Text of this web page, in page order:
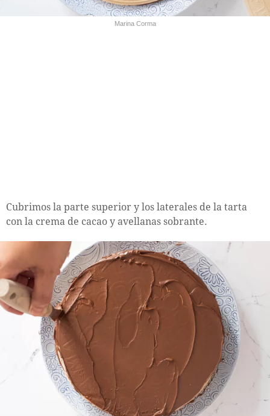
Marina Corma
Cubrimos la parte superior y los laterales de la tarta
con la crema de cacao y avellanas sobrante.